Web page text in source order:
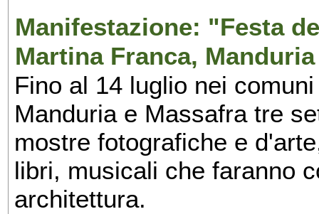
Manifestazione: "Festa
Martina Franca,
Fino al 14 luglio nei
Manduria e Massafra tre
mostre fotografiche e
libri, musicali che faranno
architettura.